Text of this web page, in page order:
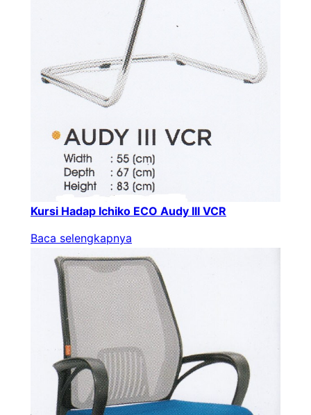
Kursi Hadap Ichiko ECO Audy III VCR
Baca selengkapnya